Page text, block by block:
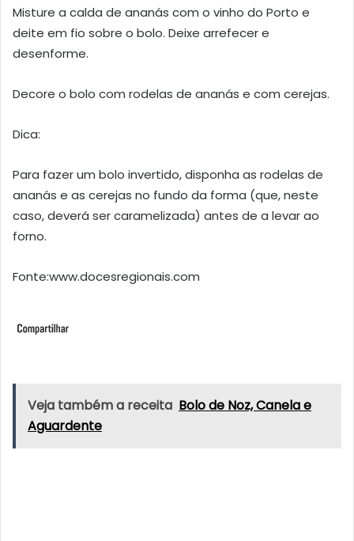
Misture a calda de ana­nás com o vinho do Porto e
deite em fio sobre o bolo. Deixe arrefecer e
desenforme.
Decore o bolo com rodelas de ananás e com cerejas.
Dica:
Para fazer um bolo invertido, disponha as rodelas de
ananás e as cerejas no fundo da forma (que, neste
caso, deverá ser caramelizada) antes de a levar ao
forno.
Fonte:www.docesregionais.com
Veja também a receita Bolo de Noz, Canela e
Aguardente